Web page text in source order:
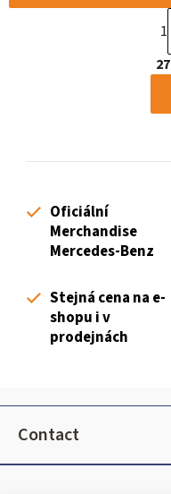
1
27
Oficiální
Merchandise
Mercedes-Benz
Stejná cena na e-
shopu i v
prodejnách
F
o
Contact